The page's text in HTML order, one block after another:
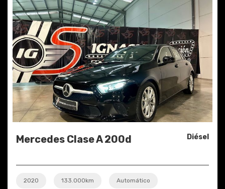
Mercedes Clase A 200d Diésel
2020 133.000km Automático